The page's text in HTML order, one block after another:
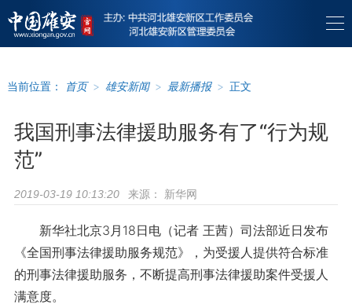
当前位置： 首页 > 雄安新闻 > 最新播报 > 正文
我国刑事法律援助服务有了“行为规
范”
2019-03-19 10:13:20 来源： 新华网
新华社北京3月18日电（记者 王茜）司法部近日发布
《全国刑事法律援助服务规范》，为受援人提供符合标准
的刑事法律援助服务，不断提高刑事法律援助案件受援人
满意度。